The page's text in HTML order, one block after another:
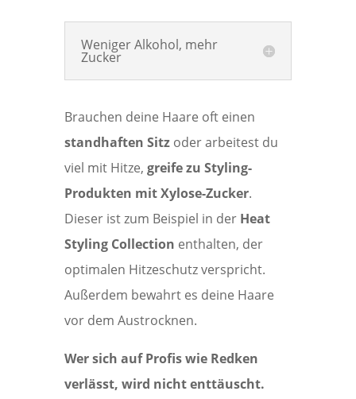
Weniger Alkohol, mehr
Zucker
Brauchen deine Haare oft einen
standhaften Sitzoder arbeitest du
viel mit Hitze, greife zu Styling-
Produkten mit Xylose-Zucker.
Dieser ist zum Beispiel in der Heat
Styling Collection enthalten, der
optimalen Hitzeschutz verspricht.
Außerdem bewahrt es deine Haare
vor dem Austrocknen.
Wer sich auf Profis wie Redken
verlässt, wird nicht enttäuscht.